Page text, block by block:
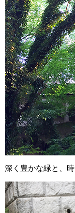
深く豊かな緑と、